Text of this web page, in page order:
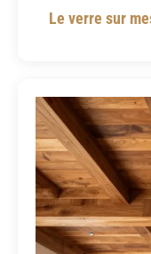
Le verre sur